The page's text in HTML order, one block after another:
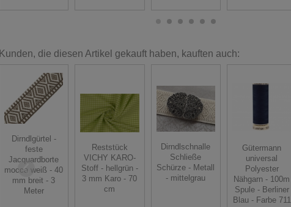
Kunden, die diesen Artikel gekauft haben, kauften auch:
Dirndlgürtel -
feste
Jacquardborte
mocca weiß - 40
mm breit - 3
Meter
Reststück
VICHY KARO-
Stoff - hellgrün -
3 mm Karo - 70
cm
Dirndlschnalle
Schließe
Schürze - Metall
- mittelgrau
Gütermann
universal
Polyester
Nähgarn - 100m
Spule - Berliner
Blau - Farbe 711